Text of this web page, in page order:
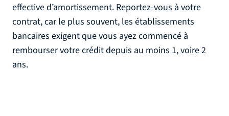
effective d’amortissement. Reportez-vous à votre
contrat, car le plus souvent, les établissements
bancaires exigent que vous ayez commencé à
rembourser votre crédit depuis au moins 1, voire 2
ans.